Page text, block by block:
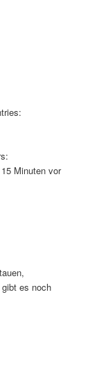
Minuten vor
es noch